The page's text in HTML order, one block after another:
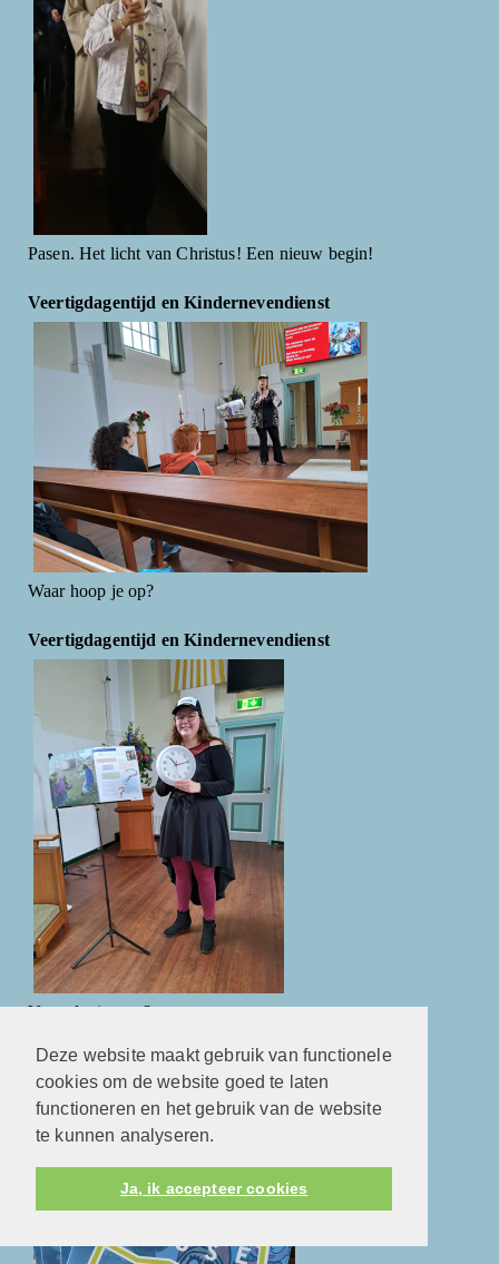
Deze website maakt gebruik van functionele
cookies om de website goed te laten
functioneren en het gebruik van de website
te kunnen analyseren.
Ja, ik accepteer cookies
Pasen. Het licht van Christus! Een nieuw begin!
Veertigdagentijd en Kindernevendienst
Waar hoop je op?
Veertigdagentijd en Kindernevendienst
Verander je mee?
Kunstroute 2024